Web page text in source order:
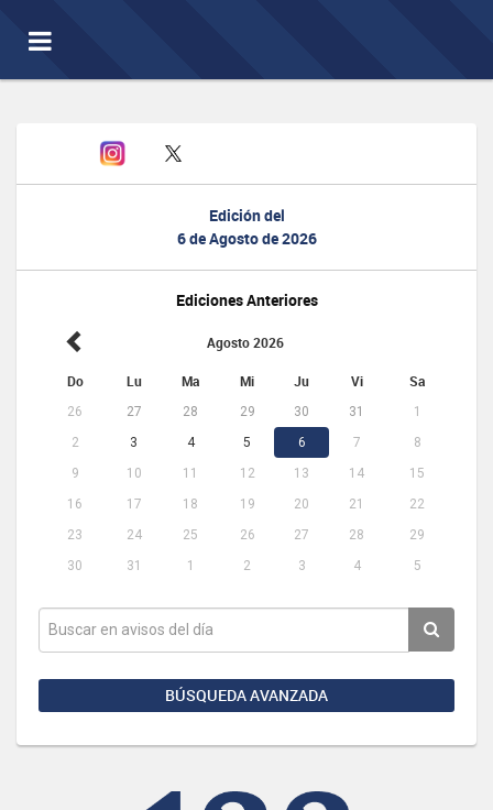
Toggle
navigation
Edición del
6 de Agosto de 2026
Ediciones Anteriores
Agosto 2026
Do Lu Ma Mi Ju Vi Sa
26 27 28 29 30 31
1
2
3 4 5 6 7
8
9
10 11 12 13 14
15
16
17 18 19 20 21
22
23
24 25 26 27 28
29
30
31 1 2 3 4 5
BÚSQUEDA AVANZADA